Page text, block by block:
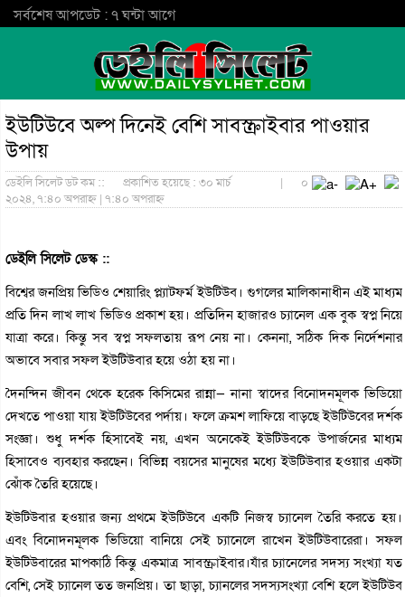
সর্বশেষ আপডেট : ৭ ঘন্টা আগে
ইউটিউবে অল্প দিনেই বেশি সাবস্ক্রাইবার পাওয়ার
উপায়
ডেইলি সিলেট ডট কম ::
প্রকাশিত হয়েছে : ৩০ মার্চ
২০২৪, ৭:৪০ অপরাহ্ন | ৭:৪০ অপরাহ্ন
| ০
ডেইলি সিলেট ডেস্ক ::
বিশ্বের জনপ্রিয় ভিডিও শেয়ারিং প্ল্যাটফর্ম ইউটিউব। গুগলের মালিকানাধীন এই মাধ্যম
প্রতি দিন লাখ লাখ ভিডিও প্রকাশ হয়। প্রতিদিন হাজারও চ্যানেল এক বুক স্বপ্ন নিয়ে
যাত্রা করে। কিন্তু সব স্বপ্ন সফলতায় রূপ নেয় না। কেননা, সঠিক দিক নির্দেশনার
অভাবে সবার সফল ইউটিউবার হয়ে ওঠা হয় না।
দৈনন্দিন জীবন থেকে হরেক কিসিমের রান্না— নানা স্বাদের বিনোদনমূলক ভিডিয়ো
দেখতে পাওয়া যায় ইউটিউবের পর্দায়। ফলে ক্রমশ লাফিয়ে বাড়ছে ইউটিউবের দর্শক
সংজ্ঞা। শুধু দর্শক হিসাবেই নয়, এখন অনেকেই ইউটিউবকে উপার্জনের মাধ্যম
হিসাবেও ব্যবহার করছেন। বিভিন্ন বয়সের মানুষের মধ্যে ইউটিউবার হওয়ার একটা
ঝোঁক তৈরি হয়েছে।
ইউটিউবার হওয়ার জন্য প্রথমে ইউটিউবে একটি নিজস্ব চ্যানেল তৈরি করতে হয়।
এবং বিনোদনমূলক ভিডিয়ো বানিয়ে সেই চ্যানেলে রাখেন ইউটিউবারেরা। সফল
ইউটিউবারের মাপকাঠি কিন্তু একমাত্র সাবস্ক্রাইবার।যাঁর চ্যানেলের সদস্য সংখ্যা যত
বেশি, সেই চ্যানেল তত জনপ্রিয়। তা ছাড়া, চ্যানলের সদস্যসংখ্যা বেশি হলে ইউটিউব